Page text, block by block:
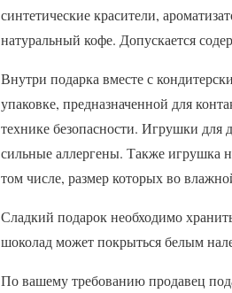
синтетические красители,
натуральный кофе. Допускается
Внутри подарка вместе с
упаковке, предназначенной для
технике безопасности. Игрушки
сильные аллергены. Также игрушка
том числе, размер которых во
Сладкий подарок необходимо
шоколад может покрыться белым
По вашему требованию продавец